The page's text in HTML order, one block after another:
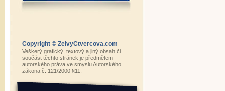
Copyright © ZelvyCtvercova.com
Veškerý grafický, textový a jiný obsah či
součást těchto stránek je předmětem
autorského práva ve smyslu Autorského
zákona č. 121/2000 §11.